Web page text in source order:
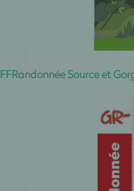
FFRandonnée Source et